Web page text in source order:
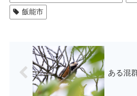
飯能市
ある混